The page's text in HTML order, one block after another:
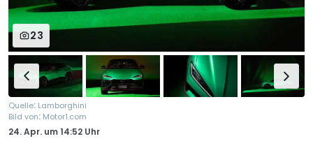
23
Quelle: Lamborghini
Bild von: Motor1.com
24. Apr. um14:52 Uhr